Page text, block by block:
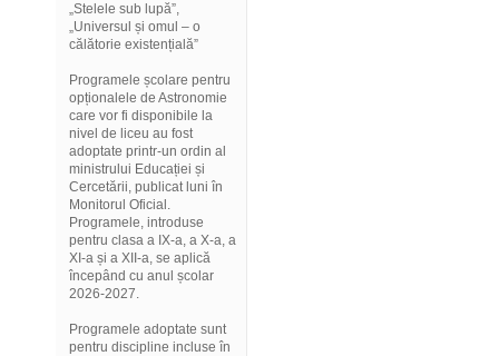
„Stelele sub lupă”,
„Universul și omul – o
călătorie existențială”
Programele școlare pentru
opționalele de Astronomie
care vor fi disponibile la
nivel de liceu au fost
adoptate printr-un ordin al
ministrului Educației și
Cercetării, publicat luni în
Monitorul Oficial.
Programele, introduse
pentru clasa a IX-a, a X-a, a
XI-a și a XII-a, se aplică
începând cu anul școlar
2026-2027.
Programele adoptate sunt
pentru discipline incluse în